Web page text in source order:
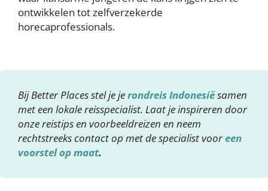
ontwikkelen tot zelfverzekerde
horecaprofessionals.
Bij Better Places stel je jerondreis Indonesiësamen
met een lokale reisspecialist. Laat je inspireren door
onze reistips en voorbeeldreizen en neem
rechtstreeks contact op met de specialist vooreen
voorstel op maat.